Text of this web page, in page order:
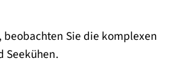
Sie die komplexen
Seekühen.